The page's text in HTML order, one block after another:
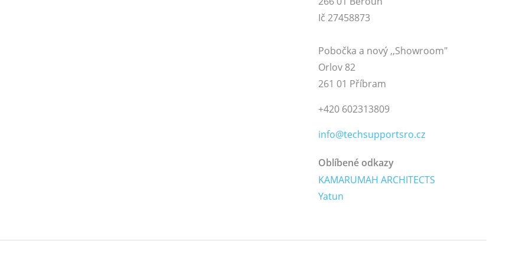
Ič 27458873
Pobočka a nový ,,Showroom"
Orlov 82
261 01 Příbram
+420 602313809
info@techsupportsro.cz
Oblíbené odkazy
KAMARUMAH ARCHITECTS
Yatun